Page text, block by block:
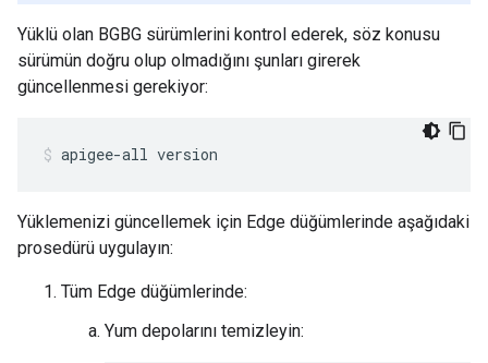
Yüklü olan BGBG sürümlerini kontrol ederek, söz konusu
sürümün doğru olup olmadığını şunları girerek
güncellenmesi gerekiyor:
apigee-all version
Yüklemenizi güncellemek için Edge düğümlerinde aşağıdaki
prosedürü uygulayın:
Tüm Edge düğümlerinde:
Yum depolarını temizleyin: